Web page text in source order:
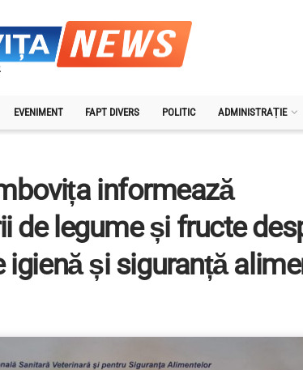
EVENIMENT FAPT DIVERS POLITIC ADMINISTRAȚIE
informează
de legume și fructe
igienă și siguranță